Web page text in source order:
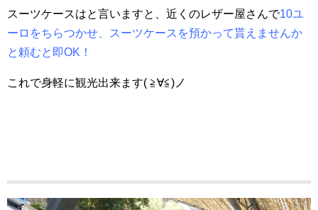
スーツケースはと言いますと、近くのレザー屋さんで10ユ
ーロをちらつかせ、スーツケースを預かって貰えませんか
と頼むと即OK！
これで身軽に観光出来ます( ≧∀≦)ノ